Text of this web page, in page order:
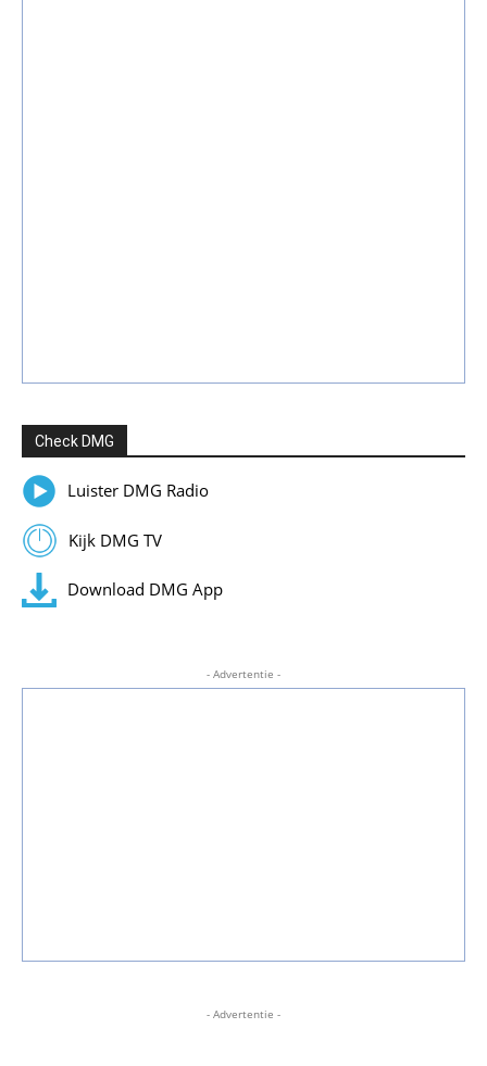
Check DMG
Luister DMG Radio
Kijk DMG TV
Download DMG App
- Advertentie -
- Advertentie -